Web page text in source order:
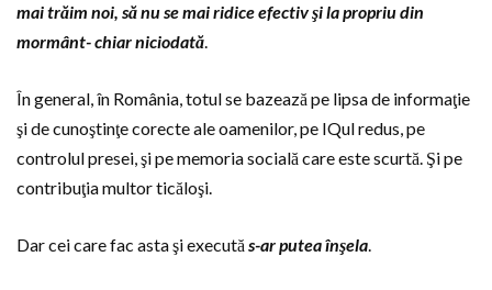
mai trăim noi, să nu se mai ridice efectiv şi la propriu din
mormânt- chiar niciodată.
În general, în România, totul se bazează pe lipsa de informaţie
şi de cunoştinţe corecte ale oamenilor, pe IQul redus, pe
controlul presei, şi pe memoria socială care este scurtă. Şi pe
contribuţia multor ticăloşi.
Dar cei care fac asta şi execută s-ar putea înşela.